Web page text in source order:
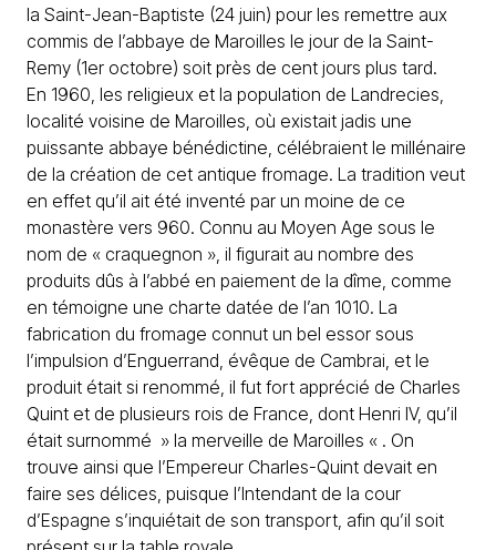
la Saint-Jean-Baptiste (24 juin) pour les remettre aux
commis de l’abbaye de Maroilles le jour de la Saint-
Remy (1er octobre) soit près de cent jours plus tard.
En 1960, les religieux et la population de Landrecies,
localité voisine de Maroilles, où existait jadis une
puissante abbaye bénédictine, célébraient le millénaire
de la création de cet antique fromage. La tradition veut
en effet qu’il ait été inventé par un moine de ce
monastère vers 960. Connu au Moyen Age sous le
nom de « craquegnon », il figurait au nombre des
produits dûs à l’abbé en paiement de la dîme, comme
en témoigne une charte datée de l’an 1010. La
fabrication du fromage connut un bel essor sous
l’impulsion d’Enguerrand, évêque de Cambrai, et le
produit était si renommé, il fut fort apprécié de Charles
Quint et de plusieurs rois de France, dont Henri IV, qu’il
était surnommé » la merveille de Maroilles « . On
trouve ainsi que l’Empereur Charles-Quint devait en
faire ses délices, puisque l’Intendant de la cour
d’Espagne s’inquiétait de son transport, afin qu’il soit